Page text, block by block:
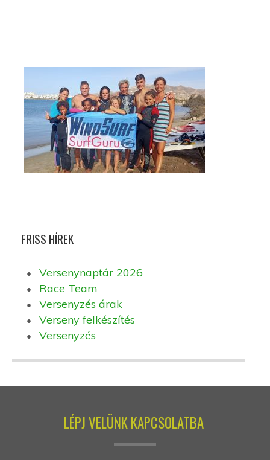
FRISS HÍREK
Versenynaptár 2026
Race Team
Versenyzés árak
Verseny felkészítés
Versenyzés
LÉPJ VELÜNK KAPCSOLATBA